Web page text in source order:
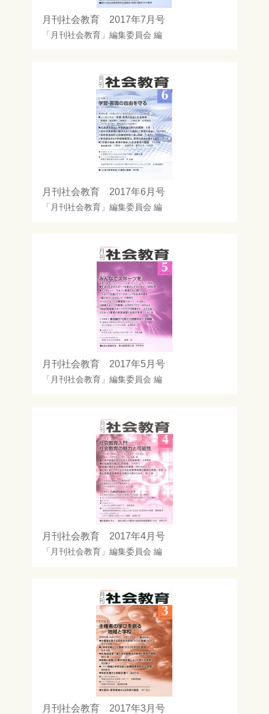
月刊社会教育 2017年7月号
「月刊社会教育」編集委員会 編
月刊社会教育 2017年6月号
「月刊社会教育」編集委員会 編
月刊社会教育 2017年5月号
「月刊社会教育」編集委員会 編
月刊社会教育 2017年4月号
「月刊社会教育」編集委員会 編
月刊社会教育 2017年3月号